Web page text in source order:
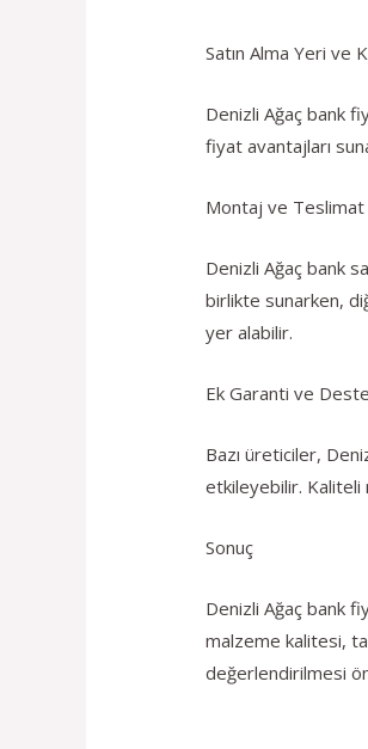
Satın Alma Yeri ve
Denizli Ağaç bank
fiyat avantajları
Montaj ve
Denizli Ağaç bank
birlikte sunarken,
yer alabilir.
Ek Garanti ve
Bazı üreticiler,
etkileyebilir. Kaliteli
Sonuç
Denizli Ağaç bank
malzeme kalitesi,
değerlendirilmesi